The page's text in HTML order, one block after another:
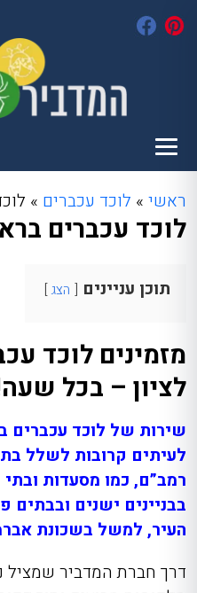
ראשי » לוכד עכברים »
לוכד עכברים
תוכן עניינים הצג
מזמינים לוכד
לציון – בכל
שירות של לוכד עכברים
לעיתים קרובות לשלל
רמב”ם, כמו מסעדות
בבניינים ישנים
העיר, למשל בשכונת
דרך חברת המדביר שמציל